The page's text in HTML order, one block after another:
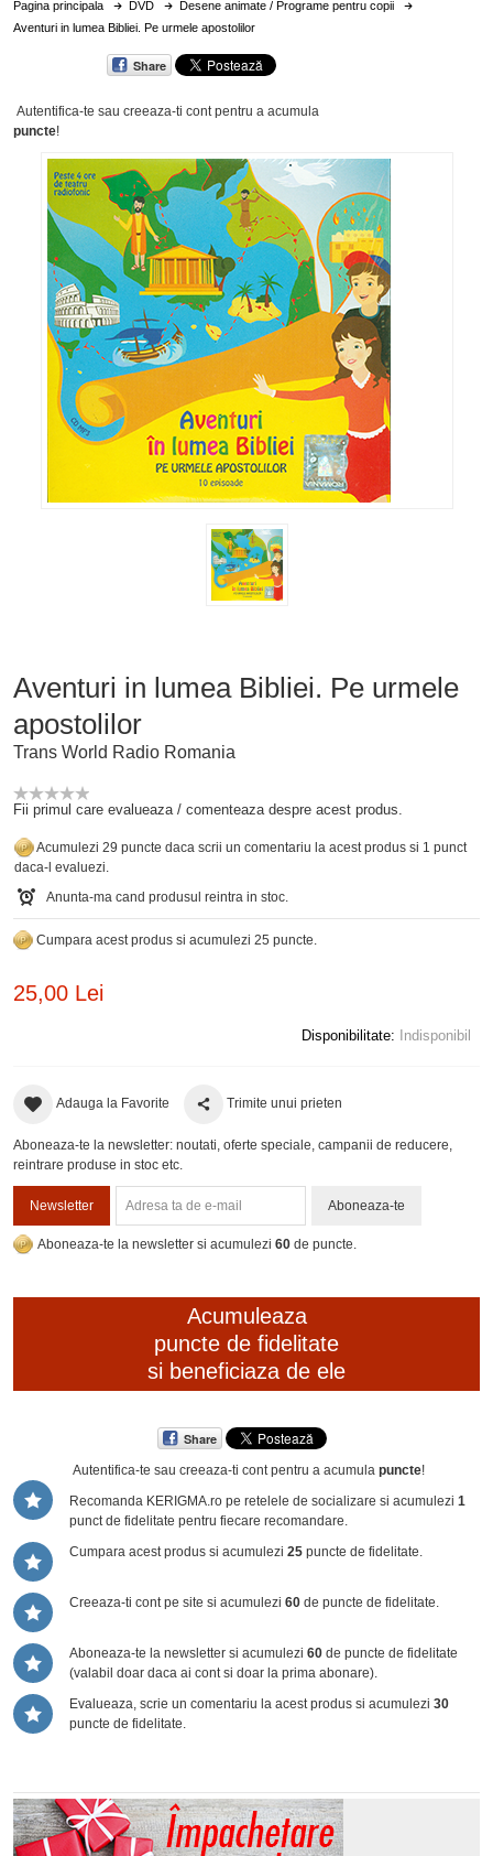
Pagina principala DVD
Desene animate / Programe pentru copii
Aventuri in lumea Bibliei. Pe urmele apostolilor
Share
Autentifica-te sau creeaza-ti contpentru a acumula
puncte!
Aventuri in lumea Bibliei. Pe urmele
apostolilor
Trans World Radio Romania
Fii primul care evalueaza / comenteaza despre acest produs.
Acumulezi 29 puncte daca scrii un comentariu la acest produs si 1 punct
daca-l evaluezi.
Anunta-ma cand produsul reintra in stoc.
Cumpara acest produs si acumulezi 25 puncte.
25,00 Lei
Disponibilitate: Indisponibil
Adauga la Favorite Trimite unui prieten
Aboneaza-te la newsletter: noutati, oferte speciale, campanii de reducere,
reintrare produse in stoc etc.
Newsletter Aboneaza-te
Aboneaza-te la newsletter si acumulezi 60 de puncte.
Acumuleaza
puncte de fidelitate
si beneficiaza de ele
Share
Autentifica-te sau creeaza-ti contpentru a acumula puncte!
Recomanda KERIGMA.ro pe retelele de socializare si acumulezi 1
punct de fidelitate pentru fiecare recomandare.
Cumpara acest produs si acumulezi 25 puncte de fidelitate.
Creeaza-ti cont pe site si acumulezi 60 de puncte de fidelitate.
Aboneaza-te la newsletter si acumulezi 60 de puncte de fidelitate
(valabil doar daca ai cont si doar la prima abonare).
Evalueaza, scrie un comentariu la acest produs si acumulezi 30
puncte de fidelitate.